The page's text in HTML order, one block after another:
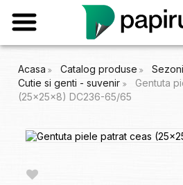
Acasa Catalog produse
Cutie si genti - suvenir
Gentuta
(25x25x8) DC236-65/65